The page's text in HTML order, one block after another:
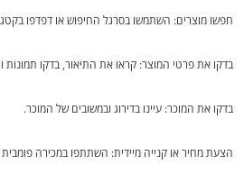
חפשו מוצרים: השתמשו בסרגל החיפוש או דפדפו
בדקו את פרטי המוצר: קראו את התיאור, בדקו תמונות
בדקו את המוכר: עיינו בדירוג ובמשובים של המוכר.
הצעת מחיר או קנייה מיידית: השתתפו במכירה